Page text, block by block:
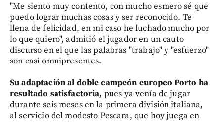
"Me siento muy contento, con mucho esmero sé que
puedo lograr muchas cosas y ser reconocido. Te
llena de felicidad, en mi caso he luchado mucho por
lo que quiero", admitió el jugador en un cauto
discurso en el que las palabras "trabajo" y "esfuerzo"
son casi omnipresentes.
Su adaptación al doble campeón europeo Porto ha
resultado satisfactoria, pues ya venía de jugar
durante seis meses en la primera división italiana,
al servicio del modesto Pescara, que hoy juega en